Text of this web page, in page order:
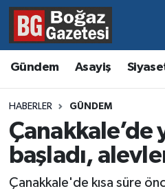
Gündem Asayiş
HABERLER GÜNDEM
Çanakkale’de
başladı,
Çanakkale'de kısa süre
Asayiş
Eğitim
Ekonomi
Gündem
Hava Durumu
Trafik Durumu
Süper Lig Puan Durumu
Tüm Manşetler